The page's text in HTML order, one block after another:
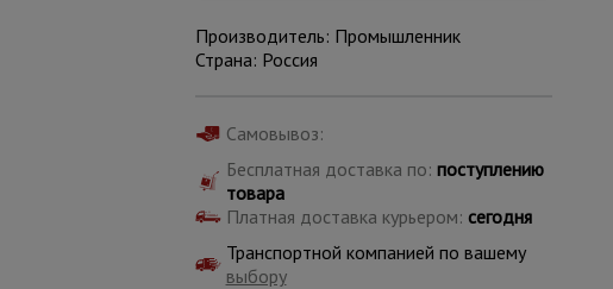
всех
Производитель: Промышленник
Страна: Россия
Самовывоз:
Бесплатная доставка по: поступлению
товара
Платная доставка курьером: сегодня
Транспортной компанией по вашему
выбору